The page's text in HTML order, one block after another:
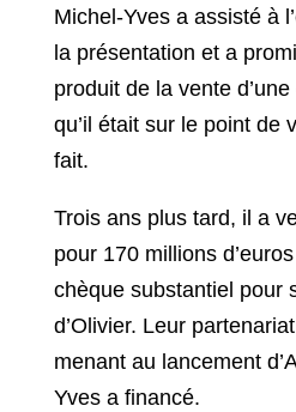
Michel-Yves a assisté à
la présentation et a
produit de la vente
qu’il était sur le point de
fait.
Trois ans plus tard, il a
pour 170 millions
chèque substantiel pour
d’Olivier. Leur
menant au lancement
Yves a financé.